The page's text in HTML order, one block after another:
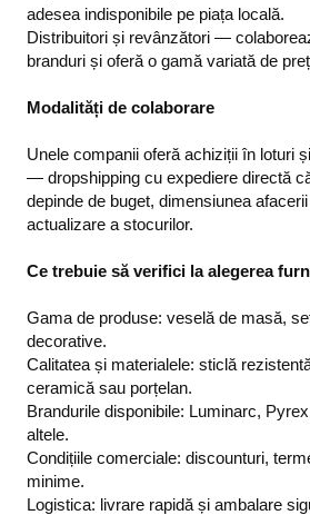
adesea indisponibile pe piața locală.
Distribuitori și revânzători —
branduri și oferă o gamă variată de
Modalități de colaborare
Unele companii oferă achiziții în loturi
— dropshipping cu expediere directă
depinde de buget, dimensiunea
actualizare a stocurilor.
Ce trebuie să verifici la alegerea
Gama de produse: veselă de masă,
decorative.
Calitatea și materialele: sticlă
ceramică sau porțelan.
Brandurile disponibile: Luminarc,
altele.
Condițiile comerciale: discounturi,
minime.
Logistica: livrare rapidă și ambalare